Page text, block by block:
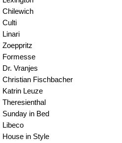
Chilewich
Culti
Linari
Zoeppritz
Formesse
Dr. Vranjes
Christian Fischbacher
Katrin Leuze
Theresienthal
Sunday in Bed
Libeco
House in Style